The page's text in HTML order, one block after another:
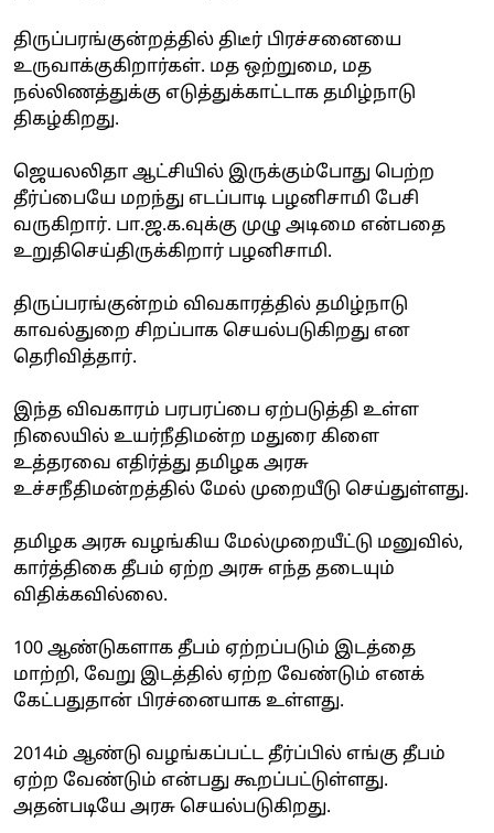
திருப்பரங்குன்றத்தில் திடீர் பிரச்சனையை
உருவாக்குகிறார்கள். மத ஒற்றுமை, மத
நல்லிணத்துக்கு எடுத்துக்காட்டாக தமிழ்நாடு
திகழ்கிறது.
ஜெயலலிதா ஆட்சியில் இருக்கும்போது பெற்ற
தீர்ப்பையே மறந்து எடப்பாடி பழனிசாமி பேசி
வருகிறார். பா.ஜ.க.வுக்கு முழு அடிமை என்பதை
உறுதிசெய்திருக்கிறார் பழனிசாமி.
திருப்பரங்குன்றம் விவகாரத்தில் தமிழ்நாடு
காவல்துறை சிறப்பாக செயல்படுகிறது என
தெரிவித்தார்.
இந்த விவகாரம் பரபரப்பை ஏற்படுத்தி உள்ள
நிலையில் உயர்நீதிமன்ற மதுரை கிளை
உத்தரவை எதிர்த்து தமிழக அரசு
உச்சநீதிமன்றத்தில் மேல் முறையீடு செய்துள்ளது.
தமிழக அரசு வழங்கிய மேல்முறையீட்டு மனுவில்,
கார்த்திகை தீபம் ஏற்ற அரசு எந்த தடையும்
விதிக்கவில்லை.
100 ஆண்டுகளாக தீபம் ஏற்றப்படும் இடத்தை
மாற்றி, வேறு இடத்தில் ஏற்ற வேண்டும் எனக்
கேட்பதுதான் பிரச்னையாக உள்ளது.
2014ம் ஆண்டு வழங்கப்பட்ட தீர்ப்பில் எங்கு தீபம்
ஏற்ற வேண்டும் என்பது கூறப்பட்டுள்ளது.
அதன்படியே அரசு செயல்படுகிறது.